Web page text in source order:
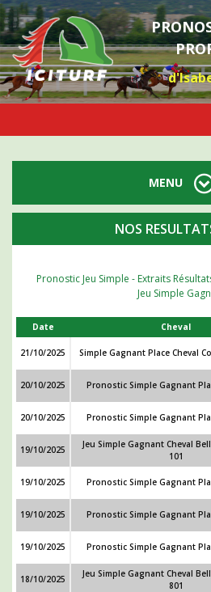
NOS
Pronostic Jeu Simple - Extraits
Jeu Simple
Date Cheval
21/10/2025 Simple Gagnant Place Cheval
20/10/2025 Pronostic Simple Gagnant
20/10/2025 Pronostic Simple Gagnant
19/10/2025
Jeu Simple Gagnant Cheval
101
19/10/2025 Pronostic Simple Gagnant
19/10/2025 Pronostic Simple Gagnant
19/10/2025 Pronostic Simple Gagnant
18/10/2025
Jeu Simple Gagnant Cheval
801
MENU